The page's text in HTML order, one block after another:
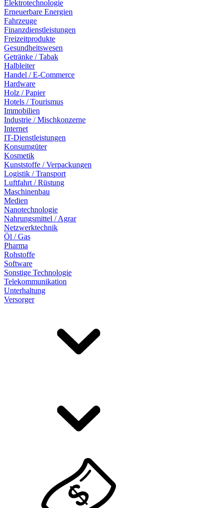
Elektrotechnologie
Erneuerbare Energien
Fahrzeuge
Finanzdienstleistungen
Freizeitprodukte
Gesundheitswesen
Getränke / Tabak
Halbleiter
Handel / E-Commerce
Hardware
Holz / Papier
Hotels / Tourismus
Immobilien
Industrie / Mischkonzerne
Internet
IT-Dienstleistungen
Konsumgüter
Kosmetik
Kunststoffe / Verpackungen
Logistik / Transport
Luftfahrt / Rüstung
Maschinenbau
Medien
Nanotechnologie
Nahrungsmittel / Agrar
Netzwerktechnik
Öl / Gas
Pharma
Rohstoffe
Software
Sonstige Technologie
Telekommunikation
Unterhaltung
Versorger